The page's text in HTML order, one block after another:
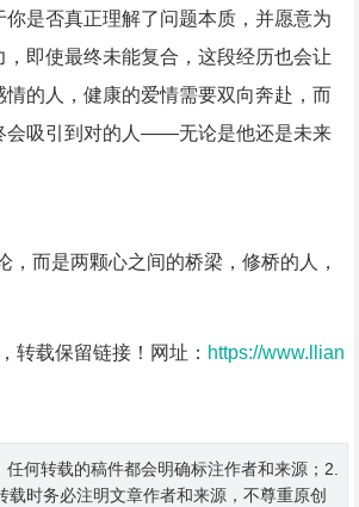
是否真正理解了问题本质，并愿意为
即使最终未能复合，这段经历也会让
的人，健康的爱情需要双向奔赴，而
会吸引到对的人——无论是他还是未来
，而是两颗心之间的桥梁，修桥的人，
转载保留链接！网址： https://www.llian
任何转载的稿件都会明确标注作者和来源；2.
载时务必注明文章作者和来源，不尊重原创